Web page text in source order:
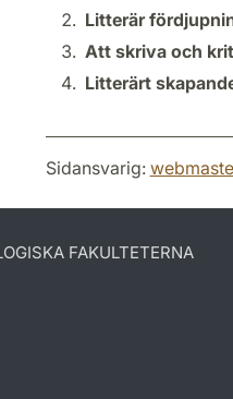
Litterär
Att skriva och
Litterärt
Sidansvarig:
FAKULTETERNA